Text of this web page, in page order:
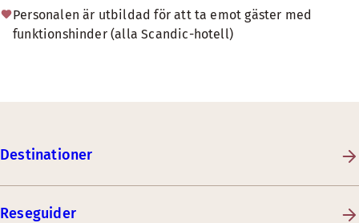
Personalen är utbildad för att ta emot gäster med
funktionshinder (alla Scandic-hotell)
Destinationer
Reseguider